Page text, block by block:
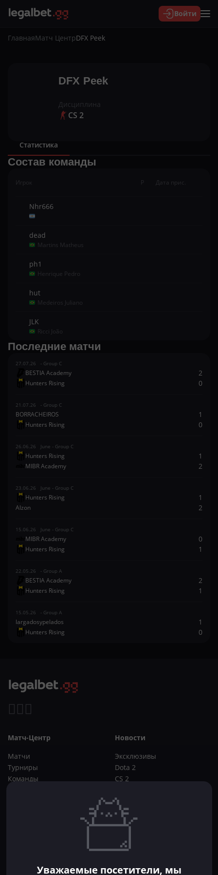
Войти
ГлавнаяМатч ЦентрDFX Peek
DFX Peek
Дисциплина
CS 2
Статистика
Состав команды
Игрок
Nhr666
dead
Martins Matheus
ph1
Henrique Pedro
hut
Medeiros Juliano
JLK
Ricci João
Последние матчи
27.07.26 - Group C
BESTIA Academy 2
Hunters Rising 0
21.07.26 - Group C
BORRACHEIROS 1
Hunters Rising 0
26.06.26 June - Group C
Hunters Rising 1
MIBR Academy 2
23.06.26 June - Group C
Hunters Rising 1
Alzon 2
15.06.26 June - Group C
MIBR Academy 0
Hunters Rising 1
22.05.26 - Group A
BESTIA Academy 2
Hunters Rising 1
15.05.26 - Group A
largadosypelados 1
Hunters Rising 0
Матч-Центр
Матчи
Турниры
Команды
Новости
Эксклюзивы
Dota 2
CS 2
Букмекеры
CS 2
ФрибетыУважаемые посетители, мы